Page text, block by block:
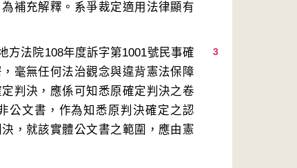
補充解釋。系爭裁定適用法律顯有
3
方法院108年度訴字第1001號民事確
毫無任何法治觀念與違背憲法保障
判決，應係可知悉原確定判決之卷
公文書，作為知悉原判決確定之認
，就該實體公文書之範圍，應由憲